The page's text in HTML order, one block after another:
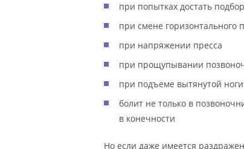
при попытках достать
при смене горизонтального
при напряжении пресса
при прощупывании
при подъеме вытянутой
болит не только в
в конечности
Но если даже имеется